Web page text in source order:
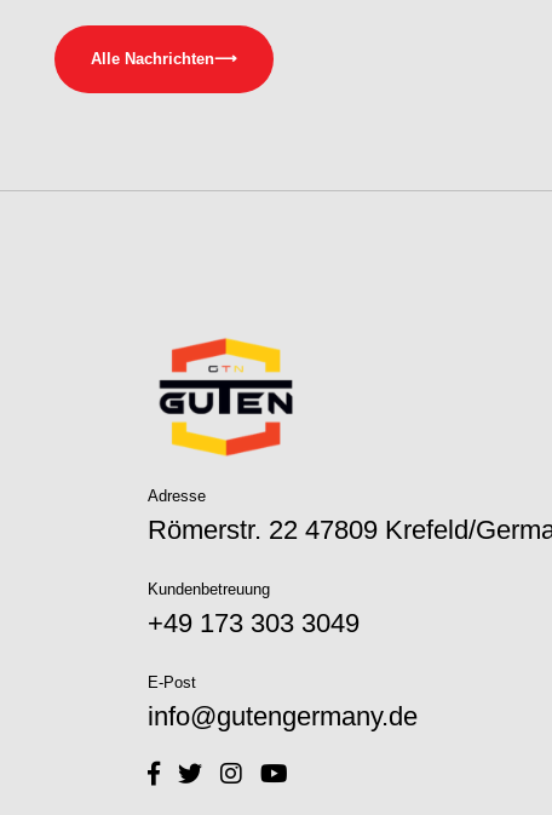
Alle Nachrichten⟶
Adresse
Römerstr. 22 47809 Krefeld/
Kundenbetreuung
+49 173 303 3049‬
E-Post
info@gutengermany.de